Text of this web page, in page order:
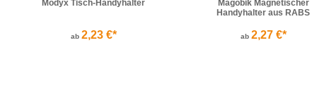
Modyx Tisch-Handyhalter
ab 2,23 €*
Magobik Magnetischer
Handyhalter aus RABS
ab 2,27 €*